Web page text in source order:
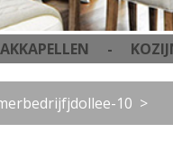
-
10